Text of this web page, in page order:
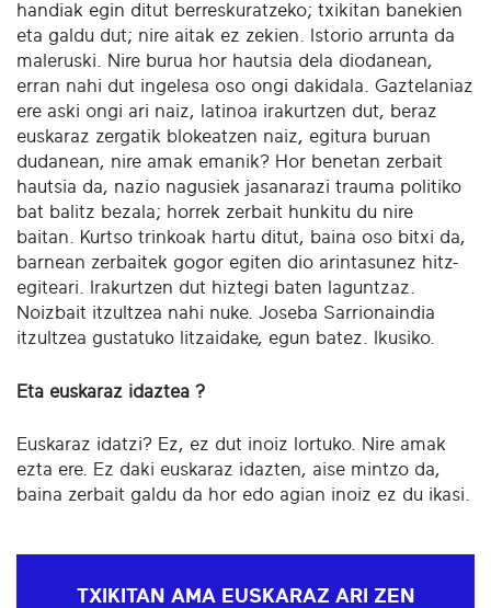
handiak egin ditut berreskuratzeko; txikitan banekien
eta galdu dut; nire aitak ez zekien. Istorio arrunta da
maleruski. Nire burua hor hautsia dela diodanean,
erran nahi dut ingelesa oso ongi dakidala. Gaztelaniaz
ere aski ongi ari naiz, latinoa irakurtzen dut, beraz
euskaraz zergatik blokeatzen naiz, egitura buruan
dudanean, nire amak emanik? Hor benetan zerbait
hautsia da, nazio nagusiek jasanarazi trauma politiko
bat balitz bezala; horrek zerbait hunkitu du nire
baitan. Kurtso trinkoak hartu ditut, baina oso bitxi da,
barnean zerbaitek gogor egiten dio arintasunez hitz-
egiteari. Irakurtzen dut hiztegi baten laguntzaz.
Noizbait itzultzea nahi nuke. Joseba Sarrionaindia
itzultzea gustatuko litzaidake, egun batez. Ikusiko.
Eta euskaraz idaztea ?
Euskaraz idatzi? Ez, ez dut inoiz lortuko. Nire amak
ezta ere. Ez daki euskaraz idazten, aise mintzo da,
baina zerbait galdu da hor edo agian inoiz ez du ikasi.
TXIKITAN AMA EUSKARAZ ARI ZEN